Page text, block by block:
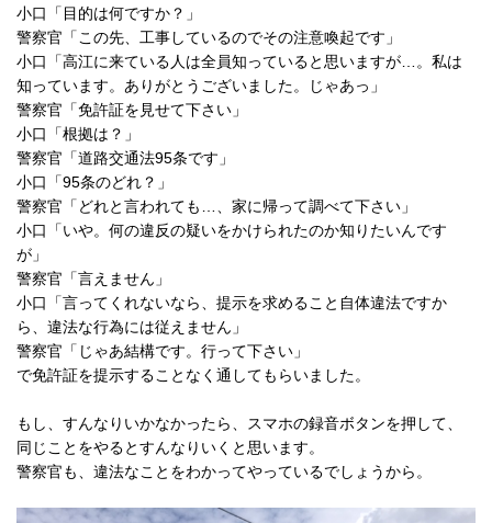
小口「目的は何ですか？」
警察官「この先、工事しているのでその注意喚起です」
小口「高江に来ている人は全員知っていると思いますが…。私は
知っています。ありがとうございました。じゃあっ」
警察官「免許証を見せて下さい」
小口「根拠は？」
警察官「道路交通法95条です」
小口「95条のどれ？」
警察官「どれと言われても…、家に帰って調べて下さい」
小口「いや。何の違反の疑いをかけられたのか知りたいんです
が」
警察官「言えません」
小口「言ってくれないなら、提示を求めること自体違法ですか
ら、違法な行為には従えません」
警察官「じゃあ結構です。行って下さい」
で免許証を提示することなく通してもらいました。
もし、すんなりいかなかったら、スマホの録音ボタンを押して、
同じことをやるとすんなりいくと思います。
警察官も、違法なことをわかってやっているでしょうから。